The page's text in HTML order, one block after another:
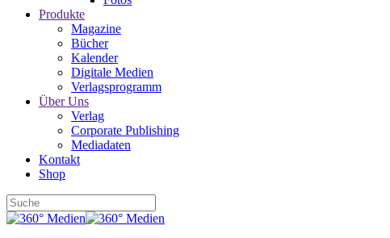
Produkte
Magazine
Bücher
Kalender
Digitale Medien
Verlagsprogramm
Über Uns
Verlag
Corporate Publishing
Mediadaten
Kontakt
Shop